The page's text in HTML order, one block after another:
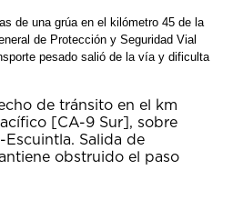
de una grúa en el kilómetro 45 de la
de Protección y Seguridad Vial
pesado salió de la vía y dificulta
de tránsito en el km
[CA-9 Sur], sobre
Escuintla. Salida de
obstruido el paso